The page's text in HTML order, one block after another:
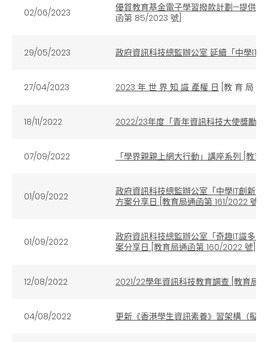
02/06/2023
優質教育基金電子學習撥款計劃—提供
函第 85/2023 號]
29/05/2023 政府資訊科技總監辦公室 延續「中學IT
27/04/2023 2023 年 世 界 知 識 產權 日 教 育 局
18/11/2022 2022/23年度「青年資訊科技大使獎勵計
07/09/2022 「學界親親上網大行動」講座系列 [教
01/09/2022
政府資訊科技總監辦公室「中學IT創新
方案分享日 [教育局通函第 161/2022 號]
01/09/2022
政府資訊科技總監辦公室「奇趣IT識多
案分享日 [教育局通函第 160/2022 號]
12/08/2022 2021/22學年資訊科技教育調查 [教育局
04/08/2022 更新《香港學生資訊素養》習架構（擬